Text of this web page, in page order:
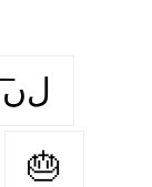
Ɑ͞ ͞ ͞ ͞ ͞ ͞ ͞ ͞ لﮞ
🎂